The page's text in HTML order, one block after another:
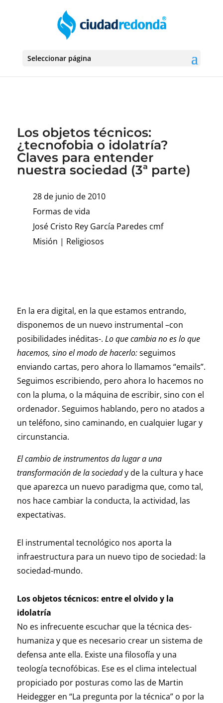
Seleccionar página
Los objetos técnicos:
¿tecnofobia o idolatría?
Claves para entender
nuestra sociedad (3ª parte)
28 de junio de 2010
Formas de vida
José Cristo Rey García Paredes cmf
Misión | Religiosos
En la era digital, en la que estamos entrando,
disponemos de un nuevo instrumental –con
posibilidades inéditas-. Lo que cambia no es lo que
hacemos, sino el modo de hacerlo:seguimos
enviando cartas, pero ahora lo llamamos “emails”.
Seguimos escribiendo, pero ahora lo hacemos no
con la pluma, o la máquina de escribir, sino con el
ordenador. Seguimos hablando, pero no atados a
un teléfono, sino caminando, en cualquier lugar y
circunstancia.
El cambio de instrumentos da lugar a una
transformación de la sociedady de la cultura y hace
que aparezca un nuevo paradigma que, como tal,
nos hace cambiar la conducta, la actividad, las
expectativas.
El instrumental tecnológico nos aporta la
infraestructura para un nuevo tipo de sociedad: la
sociedad-mundo.
Los objetos técnicos: entre el olvido y la
idolatría
No es infrecuente escuchar que la técnica des-
humaniza y que es necesario crear un sistema de
defensa ante ella. Existe una filosofía y una
teología tecnofóbicas. Ese es el clima intelectual
propiciado por posturas como las de Martin
Heidegger en “La pregunta por la técnica” o por la